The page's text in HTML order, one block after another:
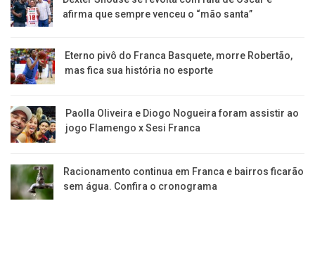
afirma que sempre venceu o “mão santa”
Eterno pivô do Franca Basquete, morre Robertão,
mas fica sua história no esporte
Paolla Oliveira e Diogo Nogueira foram assistir ao
jogo Flamengo x Sesi Franca
Racionamento continua em Franca e bairros ficarão
sem água. Confira o cronograma